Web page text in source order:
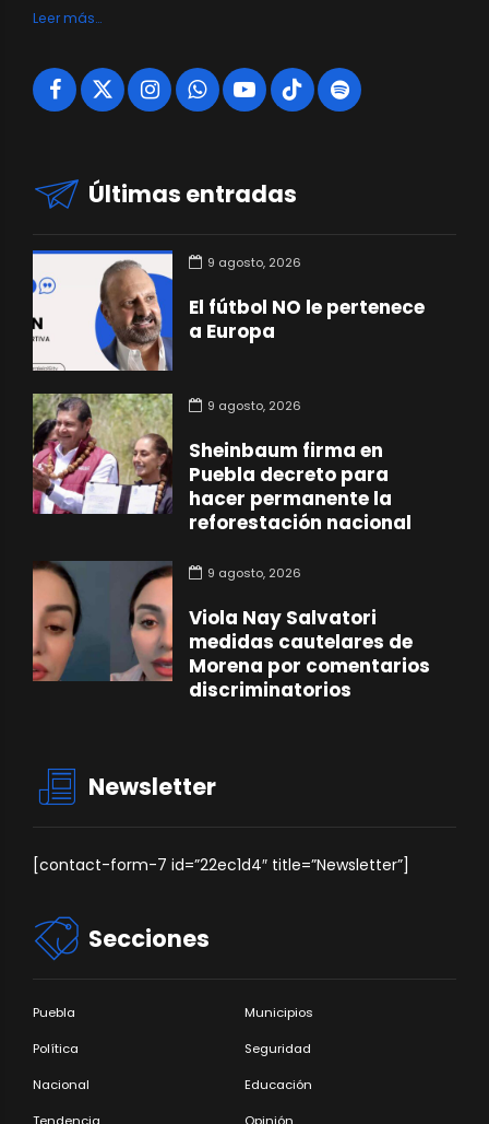
Leer más…
Últimas entradas
9 agosto, 2026
El fútbol NO le pertenece
a Europa
9 agosto, 2026
Sheinbaum firma en
Puebla decreto para
hacer permanente la
reforestación nacional
9 agosto, 2026
Viola Nay Salvatori
medidas cautelares de
Morena por comentarios
discriminatorios
Newsletter
[contact-form-7 id=”22ec1d4″ title=”Newsletter”]
Secciones
Puebla Municipios
Política Seguridad
Nacional Educación